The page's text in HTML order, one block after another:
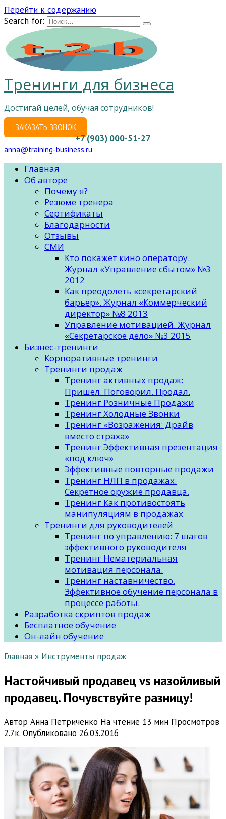
Перейти к содержанию
Search for:
Тренинги для бизнеса
Достигай целей, обучая сотрудников!
ЗАКАЗАТЬ ЗВОНОК
+7 (903) 000-51-27
anna@training-business.ru
Главная
Об авторе
Почему я?
Резюме тренера
Сертификаты
Благодарности
Отзывы
СМИ
Кто покажет кино оператору.
Журнал «Управление сбытом» №3
2012
Как преодолеть «секретарский
барьер». Журнал «Коммерческий
директор» №8 2013
Управление мотивацией. Журнал
«Секретарское дело» №3 2015
Бизнес-тренинги
Корпоративные тренинги
Тренинги продаж
Тренинг активных продаж:
Пришел. Поговорил. Продал.
Тренинг Розничные Продажи
Тренинг Холодные Звонки
Тренинг «Возражения: Драйв
вместо страха»
Тренинг Эффективная презентация
«под ключ»
Эффективные повторные продажи
Тренинг НЛП в продажах.
Секретное оружие продавца.
Тренинг Как противостоять
манипуляциям в продажах
Тренинги для руководителей
Тренинг по управлению: 7 шагов
эффективного руководителя
Тренинг Нематериальная
мотивация персонала.
Тренинг наставничество.
Эффективное обучение персонала в
процессе работы.
Разработка скриптов продаж
Бесплатное обучение
Он-лайн обучение
Главная » Инструменты продаж
Настойчивый продавец vs назойливый
продавец. Почувствуйте разницу!
Автор Анна Петриченко На чтение 13 мин Просмотров
2.7к. Опубликовано 26.03.2016